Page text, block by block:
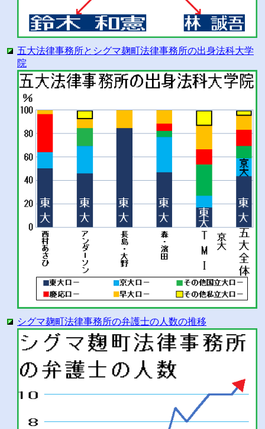
五大法律事務所とシグマ麹町法律事務所の出身法科大学
院
シグマ麹町法律事務所の弁護士の人数の推移